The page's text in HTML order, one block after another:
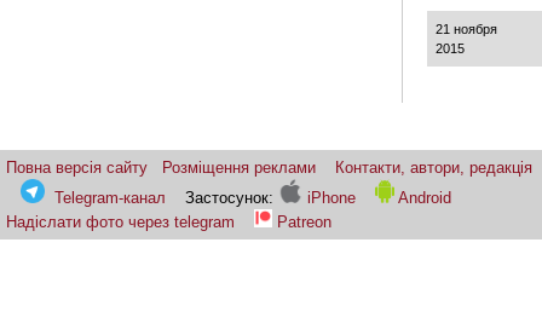
21 ноября
2015
Повна версія сайту Розміщення реклами
Контакти, автори, редакція
Telegram-канал
Застосунок: iPhone
Android
Надіслати фото через telegram
Patreon